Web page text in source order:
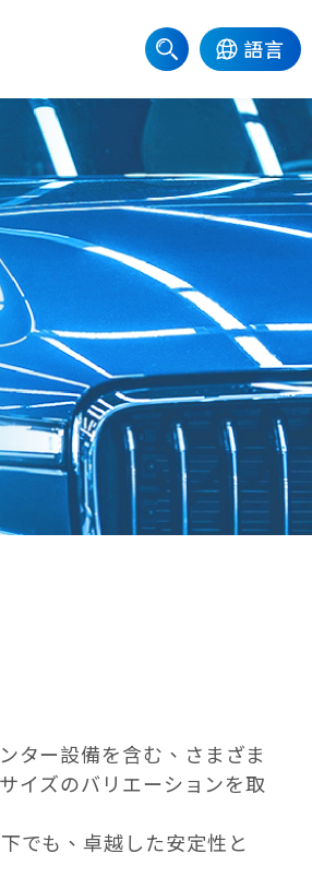
語言
ター設備を含む、さまざま
イズのバリエーションを取
でも、卓越した安定性と